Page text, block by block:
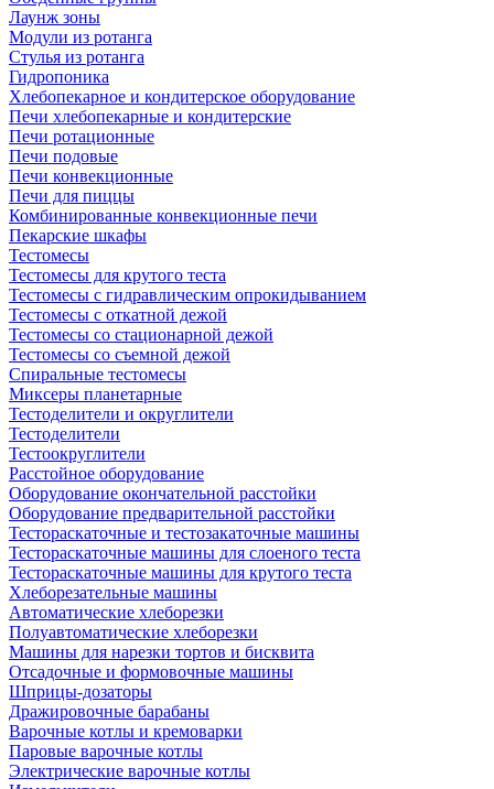
Лаунж зоны
Модули из ротанга
Стулья из ротанга
Гидропоника
Хлебопекарное и кондитерское оборудование
Печи хлебопекарные и кондитерские
Печи ротационные
Печи подовые
Печи конвекционные
Печи для пиццы
Комбинированные конвекционные печи
Пекарские шкафы
Тестомесы
Тестомесы для крутого теста
Тестомесы с гидравлическим опрокидыванием
Тестомесы с откатной дежой
Тестомесы со стационарной дежой
Тестомесы со съемной дежой
Спиральные тестомесы
Миксеры планетарные
Тестоделители и округлители
Тестоделители
Тестоокруглители
Расстойное оборудование
Оборудование окончательной расстойки
Оборудование предварительной расстойки
Тестораскаточные и тестозакаточные машины
Тестораскаточные машины для слоеного теста
Тестораскаточные машины для крутого теста
Хлеборезательные машины
Автоматические хлеборезки
Полуавтоматические хлеборезки
Машины для нарезки тортов и бисквита
Отсадочные и формовочные машины
Шприцы-дозаторы
Дражировочные барабаны
Варочные котлы и кремоварки
Паровые варочные котлы
Электрические варочные котлы